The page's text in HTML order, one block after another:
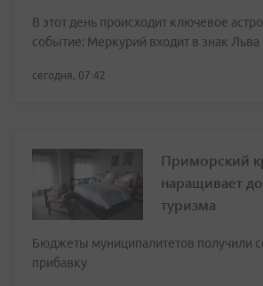
В этот день происходит ключевое
событие: Меркурий входит в знак Льва
сегодня, 07:42
Приморский
наращивает
туризма
Бюджеты муниципалитетов получили
прибавку